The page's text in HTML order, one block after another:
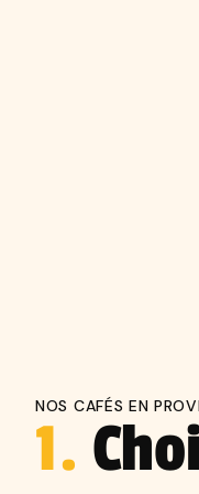
NOS CAFÉS EN
1.